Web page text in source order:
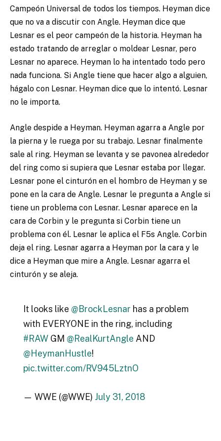
Campeón Universal de todos los tiempos. Heyman dice
que no va a discutir con Angle. Heyman dice que
Lesnar es el peor campeón de la historia. Heyman ha
estado tratando de arreglar o moldear Lesnar, pero
Lesnar no aparece. Heyman lo ha intentado todo pero
nada funciona. Si Angle tiene que hacer algo a alguien,
hágalo con Lesnar. Heyman dice que lo intentó. Lesnar
no le importa.
Angle despide a Heyman. Heyman agarra a Angle por
la pierna y le ruega por su trabajo. Lesnar finalmente
sale al ring. Heyman se levanta y se pavonea alrededor
del ring como si supiera que Lesnar estaba por llegar.
Lesnar pone el cinturón en el hombro de Heyman y se
pone en la cara de Angle. Lesnar le pregunta a Angle si
tiene un problema con Lesnar. Lesnar aparece en la
cara de Corbin y le pregunta si Corbin tiene un
problema con él. Lesnar le aplica el F5s Angle. Corbin
deja el ring. Lesnar agarra a Heyman por la cara y le
dice a Heyman que mire a Angle. Lesnar agarra el
cinturón y se aleja.
It looks like @BrockLesnar has a problem
with EVERYONE in the ring, including
#RAWGM @RealKurtAngle AND
@HeymanHustle!
pic.twitter.com/RV945LztnO
— WWE (@WWE) July 31, 2018